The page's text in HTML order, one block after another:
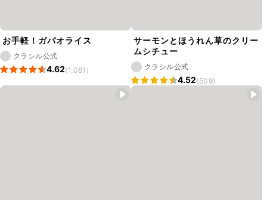
お手軽！ガパオライス
クラシル公式
4.62(1,081)
サーモンとほうれん草のクリー
ムシチュー
クラシル公式
4.52(509)